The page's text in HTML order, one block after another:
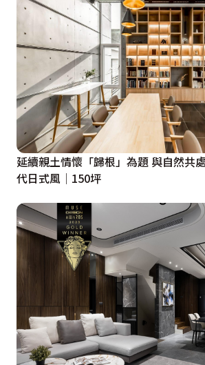
延續親土情懷「歸根」為題 與自然共處自建退休宅│現
代日式風│150坪